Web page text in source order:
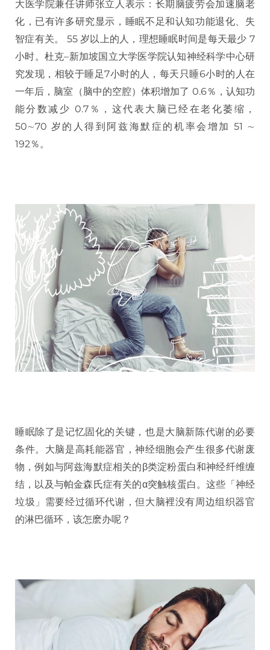
大医学院兼任讲师张立人表示：长期脑疲劳会加速脑老
化，已有许多研究显示，睡眠不足和认知功能退化、失
智症有关。 55 岁以上的人，理想睡眠时间是每天最少 7
小时。杜克–新加坡国立大学医学院认知神经科学中心研
究发现，相较于睡足7小时的人，每天只睡6小时的人在
一年后，脑室（脑中的空腔）体积增加了 0.6％，认知功
能分数减少 0.7％，这代表大脑已经在老化萎缩，
50∼70 岁的人得到阿兹海默症的机率会增加 51 ∼
192％。
睡眠除了是记忆固化的关键，也是大脑新陈代谢的必要
条件。大脑是高耗能器官，神经细胞会产生很多代谢废
物，例如与阿兹海默症相关的β类淀粉蛋白和神经纤维缠
结，以及与帕金森氏症有关的α突触核蛋白。这些「神经
垃圾」需要经过循环代谢，但大脑裡没有周边组织器官
的淋巴循环，该怎麽办呢？